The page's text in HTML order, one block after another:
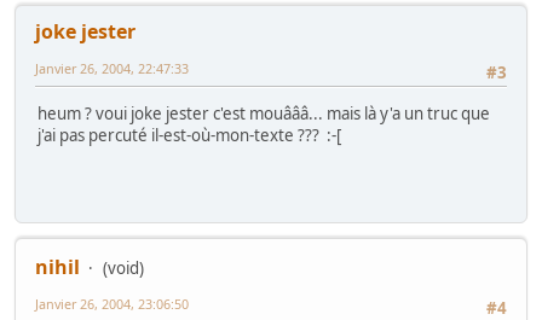
joke jester
#3
Janvier 26, 2004, 22:47:33
heum ? voui joke jester c'est mouâââ... mais là y'a un truc que
j'ai pas percuté il-est-où-mon-texte ??? :-[
nihil
(void)
#4
Janvier 26, 2004, 23:06:50